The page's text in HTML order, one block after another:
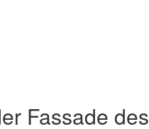
Fassade des